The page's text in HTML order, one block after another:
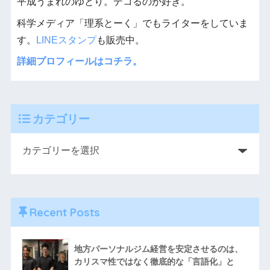
科学メディア「理系とーく」でもライターをしていま
す。
LINEスタンプも販売中。
詳細プロフィールはコチラ。
カテゴリー
Recent Posts
地方パーソナルジム経営を安定させるのは、
カリスマ性ではなく徹底的な「言語化」と